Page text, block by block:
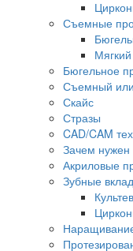
Съемные
Бюгельное
Съемный
Скайс
Стразы
CAD/CAM
Зачем нужен
Акриловые
Зубные